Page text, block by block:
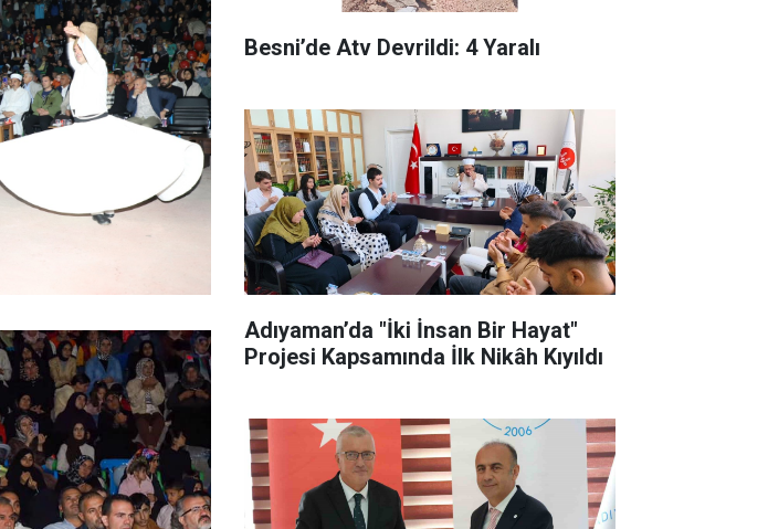
Besni’de Atv Devrildi: 4 Yaralı
Adıyaman’da "İki İnsan Bir Hayat"
Projesi Kapsamında İlk Nikâh Kıyıldı